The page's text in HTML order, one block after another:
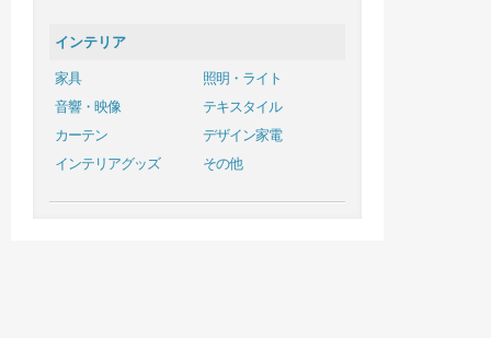
インテリア
家具
照明・ライト
音響・映像
テキスタイル
カーテン
デザイン家電
インテリアグッズ
その他